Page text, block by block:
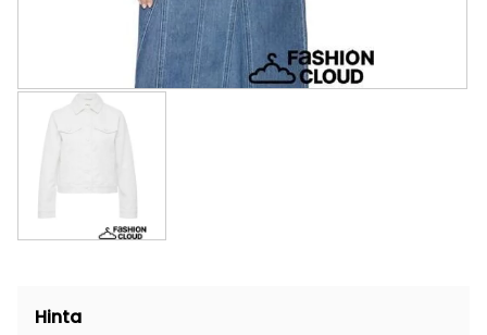
Hinta